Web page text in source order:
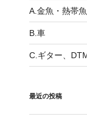
A.金魚・熱帯魚
B.車
C.ギター、
最近の投稿